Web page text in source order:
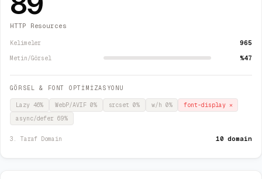
HTTP Resources
Kelimeler 965
Metin/Görsel %47
GÖRSEL & FONT OPTİMİZASYONU
Lazy 46% WebP/AVIF 0% srcset0% w/h 0% font-display ✕
async/defer69%
3. Taraf Domain 10 domain